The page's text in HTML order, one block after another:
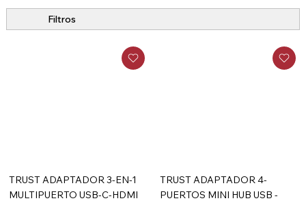
TRUST ADAPTADOR 3-EN-1
MULTIPUERTO USB-C-HDMI
TRUST ADAPTADOR 4-
PUERTOS MINI HUB USB -
Filtros